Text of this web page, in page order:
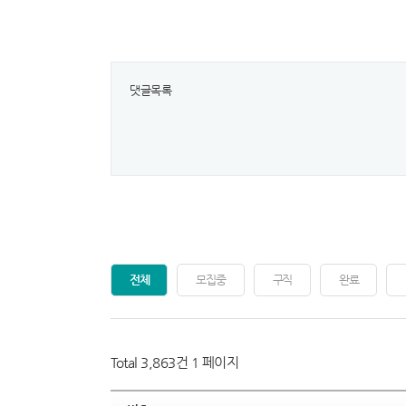
댓글목록
전체 모집중 구직 완료
Total 3,863건 1 페이지